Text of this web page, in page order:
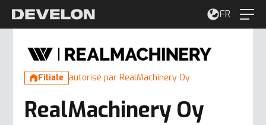
FR
Filiale autorisé par RealMachinery Oy
RealMachinery Oy